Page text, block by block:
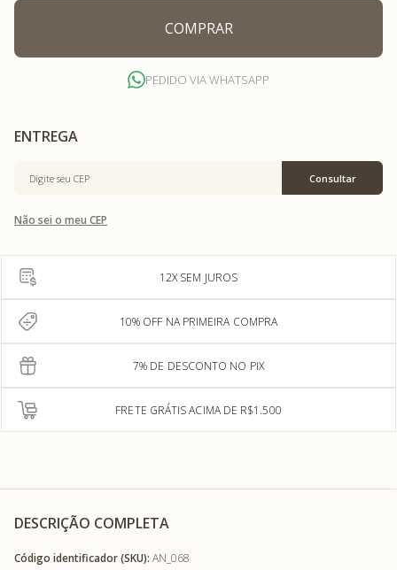
COMPRAR
PEDIDO VIA WHATSAPP
Não sei o meu CEP
12X SEM JUROS
10% OFF NA PRIMEIRA COMPRA
7% DE DESCONTO NO PIX
FRETE GRÁTIS ACIMA DE R$1.500
DESCRIÇÃO COMPLETA
Código identificador (SKU): AN_068